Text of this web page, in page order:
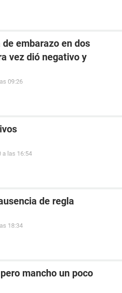
embarazo en dos
vez dió negativo y
09:26
a las 16:54
de regla
18:34
mancho un poco